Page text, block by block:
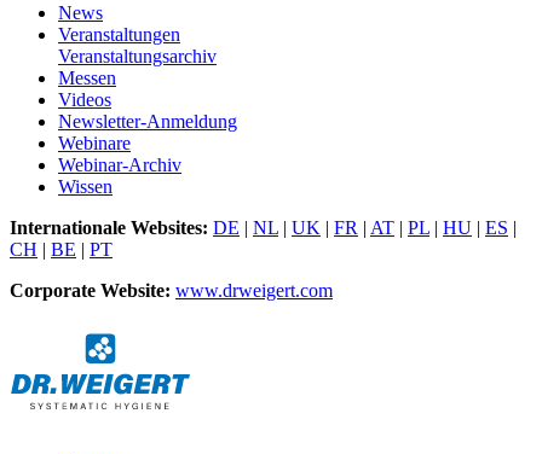
News
Veranstaltungen
Veranstaltungsarchiv
Messen
Videos
Newsletter-Anmeldung
Webinare
Webinar-Archiv
Wissen
Internationale Websites: DE | NL | UK | FR | AT | PL | HU | ES |
CH | BE | PT
Corporate Website: www.drweigert.com